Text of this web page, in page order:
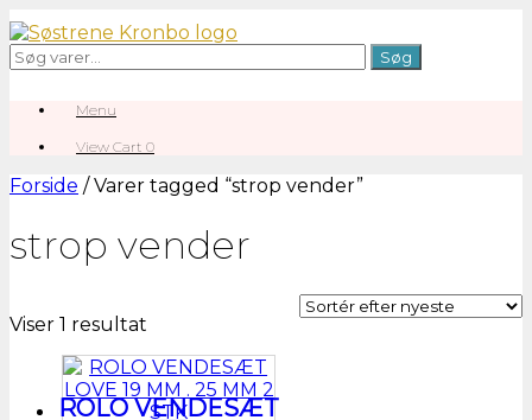
Gå
til
indhold
Søg
efter:
Søg
Menu
View
cart
View Cart 0
Forside / Varer tagged “strop vender”
strop vender
Viser 1 resultat
ROLO VENDESÆT